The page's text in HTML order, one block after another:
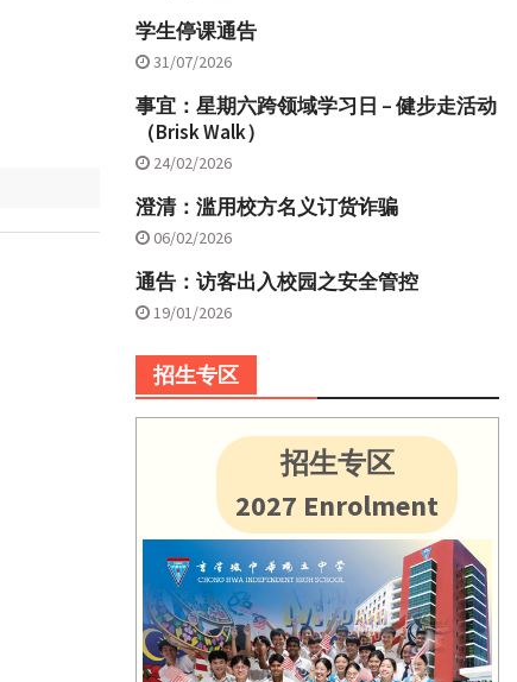
学生停课通告
31/07/2026
事宜：星期六跨领域学习日 – 健步走活动
（Brisk Walk）
24/02/2026
澄清：滥用校方名义订货诈骗
06/02/2026
通告：访客出入校园之安全管控
19/01/2026
招生专区
招生专区
2027 Enrolment